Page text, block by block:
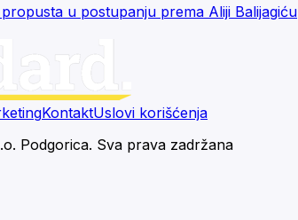
u postupanju prema Aliji Balijagiću
KontaktUslovi korišćenja
Podgorica. Sva prava zadržana